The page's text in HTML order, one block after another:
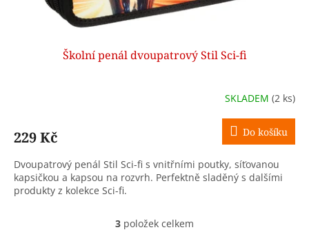
Školní penál dvoupatrový Stil Sci-fi
SKLADEM (2 ks)
229 Kč Do košíku
Dvoupatrový penál Stil Sci-fi s vnitřními poutky, síťovanou
kapsičkou a kapsou na rozvrh. Perfektně sladěný s dalšími
produkty z kolekce Sci-fi.
O
3 položek celkem